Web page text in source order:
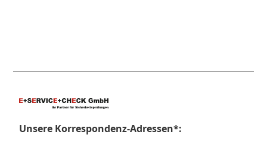
Unsere Korrespondenz-Adressen*: